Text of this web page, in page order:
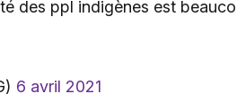
des ppl indigènes est
6 avril 2021